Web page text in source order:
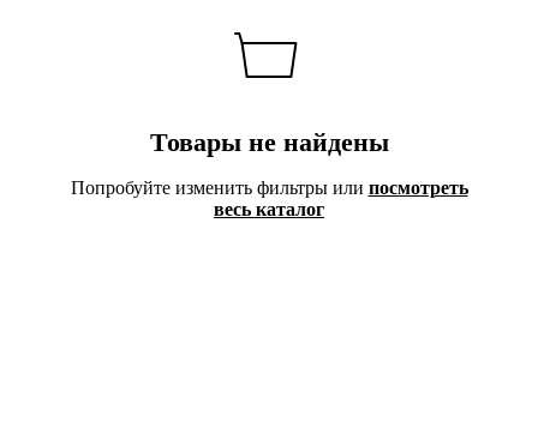
Товары не найдены
Попробуйте изменить фильтры или посмотреть
весь каталог